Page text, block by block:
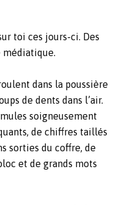
toi ces jours-ci. Des
médiatique.
dans la poussière
de dents dans l’air.
soigneusement
de chiffres taillés
sorties du coffre, de
et de grands mots